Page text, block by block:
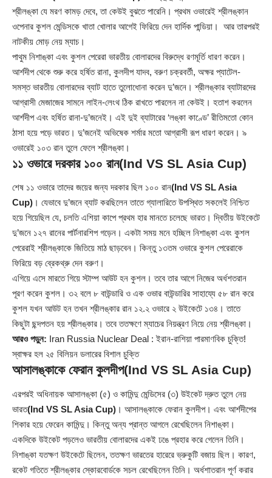
শ্রীলঙ্কা যে মরণ কামড় দেবে, তা কেউই বুঝতে পারেনি। প্রথম ওভারেই শ্রীলঙ্কান
ওপেনার কুশল মেন্ডিসকে খাতা খোলার আগেই ফিরিয়ে দেন হার্দিক পান্ডিয়া। আর তারপরই
নাটকীয় মোড় নেয় ম্যাচ।
পাথুম নিশাঙ্কা এবং কুশল পেরেরা ভারতীয় বোলারদের বিরুদ্ধে রণমূর্তি ধারণ করেন।
আর্শদীপ থেকে শুরু করে হর্ষিত রানা, কুলদীপ যাদব, বরুণ চক্রবর্তী, অক্ষর প্যাটেল-
সমস্ত ভারতীয় বোলারদের ব্যাট হাতে তুলোধোনা করেন দু’জনে। শ্রীলঙ্কার ব্যাটারদের
আগ্রাসী মেজাজের সামনে লাইন-লে‌ংথ ঠিক রাখতে পারলেন না কেউই। হতাশ করলেন
আর্শদীপ এবং হর্ষিত রানা-দু’জনেই। এই দুই ব্যাটারের ‘লঙ্কা কাণ্ডে’ রীতিমতো কোন
ঠাসা হয়ে পড়ে ভারত। দু’জনেই অভিষেক শর্মার মতো আগ্রাসী রূপ ধারণ করেন। ৯
ওভারেই ১০৩ রান তুলে ফেলে শ্রীলঙ্কা।
১১ ওভারে দরকার ১০০ রান(Ind VS SL Asia Cup)
শেষ ১১ ওভারে তাদের জয়ের জন্য দরকার ছিল ১০০ রান(Ind VS SL Asia
Cup) । যেভাবে দু’জনে ব্যাট করছিলেন তাতে গ্যালারিতে উপস্থিত সকলেই নিশ্চিত
হয়ে গিয়েছিল যে, চলতি এশিয়া কাপে প্রথম হার মানতে চলেছে ভারত। দ্বিতীয় উইকেটে
দু’জনে ১২৭ রানের পার্টনারশিপ গড়েন। একটা সময় মনে হচ্ছিল নিশাঙ্কা এবং কুশল
পেরেরাই শ্রীলঙ্কাকে জিতিয়ে মাঠ ছাড়বেন। কিন্তু ১৩তম ওভারে কুশল পেরেরাকে
ফিরিয়ে বড় ব্রেকথ্রু দেন বরুণ।
এগিয়ে এসে মারতে গিয়ে স্টাম্প আউট হন কুশল। তবে তার আগে নিজের অর্ধশতরান
পূরণ করেন কুশল। ৩২ বলে ৮ বাউন্ডারি ও এক ওভার বাউন্ডারির সাহায্যে ৫৮ রান করে
কুশল যখন আউট হন তখন শ্রীলঙ্কার রান ১২.২ ওভারে ২ উইকেটে ১৩৪। তাতে
কিছুটা ছন্দপতন হয় শ্রীলঙ্কার। তবে ততক্ষণে ম্যাচের নিয়ন্ত্রণ নিয়ে নেয় শ্রীলঙ্কা।
আরও পড়ুন: Iran Russia Nuclear Deal : ইরান-রাশিয়া পারমাণবিক চুক্তি!
স্বাক্ষর হল ২৫ বিলিয়ন ডলারের বিশাল চুক্তি
আসালঙ্কাকে ফেরান কুলদীপ(Ind VS SL Asia Cup)
এরপরই অধিনায়ক আসালঙ্কা (৫) ও কামিন্দু মেন্ডিসের (৩) উইকেট দ্রুত তুলে নেয়
ভারত(Ind VS SL Asia Cup) । আসালঙ্কাকে ফেরান কুলদীপ। এবং আর্শদীপের
শিকার হয়ে ফেরেন কামিন্দু। কিন্তু অন্য প্রান্ত আগলে রেখেছিলেন নিশাঙ্কা।
একদিকে উইকেট পড়লেও ভারতীয় বোলারদের একই ঢঙে প্রহার করে গেলেন তিনি।
নিশাঙ্কা যতক্ষণ উইকেটে ছিলেন, ততক্ষণ ভারতের হারেরে ভ্রুকুটি বজায় ছিল। কারণ,
রকেট গতিতে শ্রীলঙ্কার স্কোরবোর্ডকে সচল রেখেছিলেন তিনি। অর্ধশাতরান পূর্ণ করার